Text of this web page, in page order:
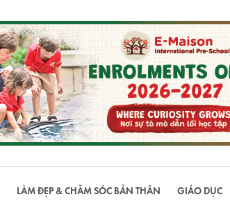
LÀM ĐẸP & CHĂM SÓC BẢN THÂN GIÁO DỤC